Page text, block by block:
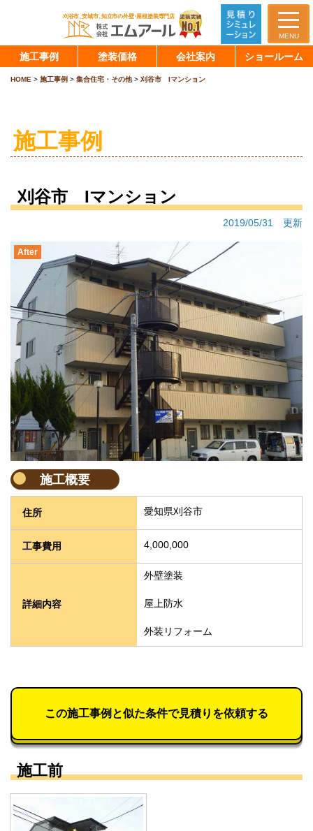
MENU
施工事例 塗装価格 会社案内 ショールーム
HOME > 施工事例 > 集合住宅・その他> 刈谷市 Iマンション
施工事例
刈谷市 Iマンション
2019/05/31 更新
After
施工概要
住所 愛知県刈谷市
工事費用 4,000,000
詳細内容
外壁塗装
屋上防水
外装リフォーム
この施工事例と似た条件で見積りを依頼する
施工前